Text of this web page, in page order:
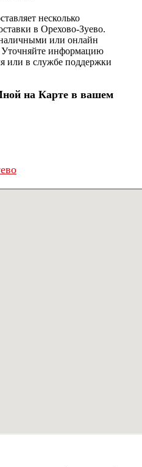
несколько
в Орехово-Зуево.
или онлайн
Уточняйте информацию
или в службе поддержки
на Карте в вашем